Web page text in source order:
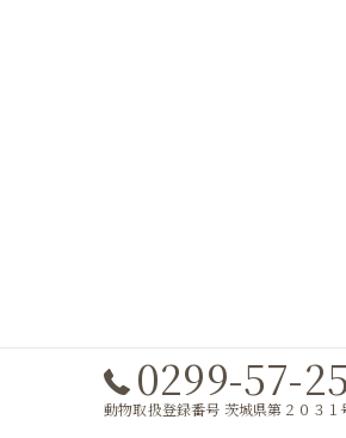
0299-57-
動物取扱登録番号 茨城県第２０３